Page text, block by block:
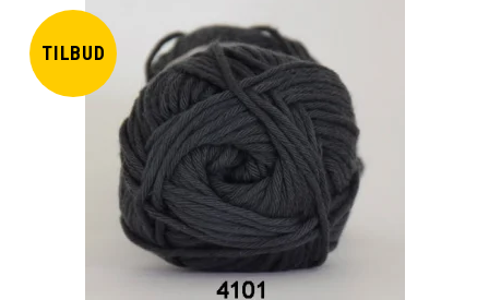
TILBUD